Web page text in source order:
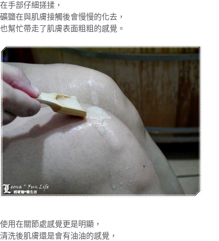
在手部仔細搓揉，
礦鹽在與肌膚接觸後會慢慢的化去，
也幫忙帶走了肌膚表面粗粗的感覺。
使用在關節處感覺更是明顯，
清洗後肌膚還是會有油油的感覺，